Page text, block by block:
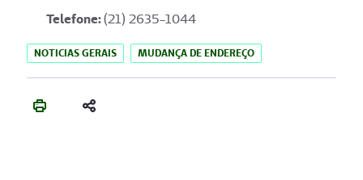
Telefone:(21) 2635-1044
NOTICIAS GERAIS MUDANÇA DE ENDEREÇO